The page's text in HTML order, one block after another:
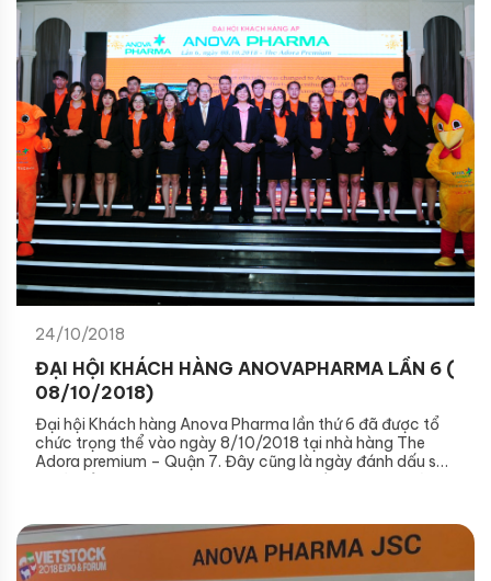
24/10/2018
ĐẠI HỘI KHÁCH HÀNG ANOVAPHARMA LẦN 6 (
08/10/2018)
Đại hội Khách hàng Anova Pharma lần thứ 6 đã được tổ
chức trọng thể vào ngày 8/10/2018 tại nhà hàng The
Adora premium – Quận 7. Đây cũng là ngày đánh dấu sự
ra đời của thương hiệu Anova Pharma vào 6 năm trước.